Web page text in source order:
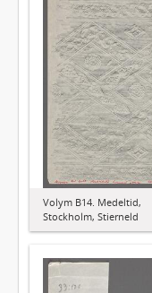
Volym B14. Medeltid,
Stockholm, Stierneld